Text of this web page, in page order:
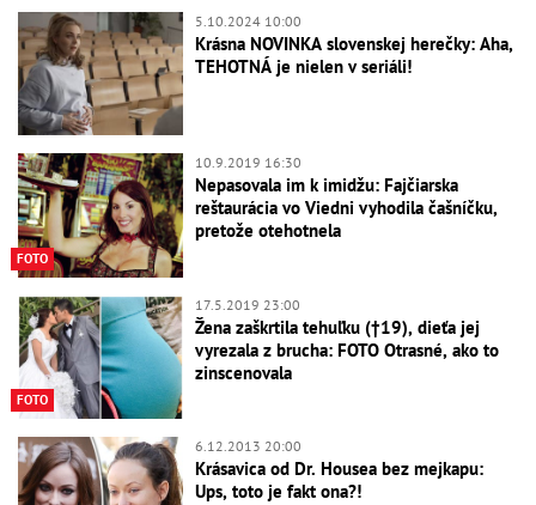
5.10.2024 10:00
Krásna NOVINKA slovenskej herečky: Aha,
TEHOTNÁ je nielen v seriáli!
FOTO
10.9.2019 16:30
Nepasovala im k imidžu: Fajčiarska
reštaurácia vo Viedni vyhodila čašníčku,
pretože otehotnela
FOTO
17.5.2019 23:00
Žena zaškrtila tehuľku (†19), dieťa jej
vyrezala z brucha: FOTO Otrasné, ako to
zinscenovala
6.12.2013 20:00
Krásavica od Dr. Housea bez mejkapu:
Ups, toto je fakt ona?!